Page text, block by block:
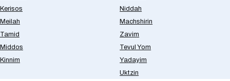
Kerisos
Meilah
Tamid
Middos
Kinnim
Niddah
Machshirin
Zavim
Tevul Yom
Yadayim
Uktzin